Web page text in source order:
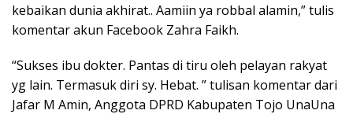
kebaikan dunia akhirat.. Aamiin ya robbal alamin,” tulis
komentar akun Facebook Zahra Faikh.
“Sukses ibu dokter. Pantas di tiru oleh pelayan rakyat
yg lain. Termasuk diri sy. Hebat. ” tulisan komentar dari
Jafar M Amin, Anggota DPRD Kabupaten Tojo UnaUna